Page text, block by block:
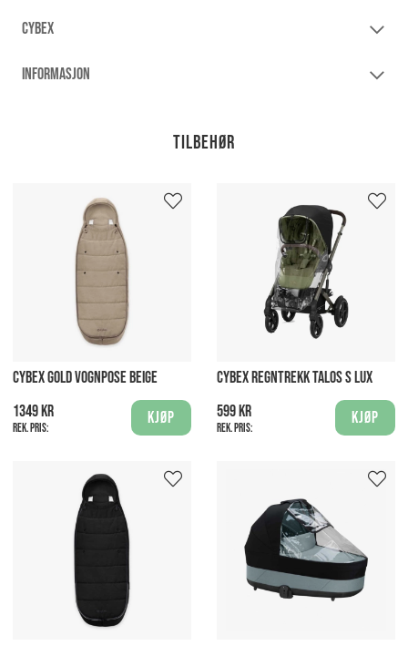
CYBEX
INFORMASJON
Tilbehør
CYBEX GOLD VOGNPOSE BEIGE
1349 kr
Rek. pris:
Kjøp
CYBEX REGNTREKK TALOS S LUX
599 kr
Rek. pris:
Kjøp